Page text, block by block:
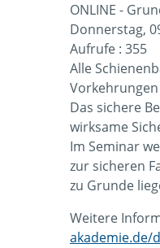
ONLINE -
Donnerstag,
Aufrufe : 355
Alle
Das sichere
wirksame
Im Seminar
zur sicheren
zu Grunde
Weitere
akademie.de/